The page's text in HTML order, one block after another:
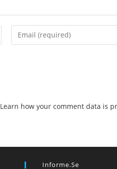
Enter
your
Learn how your comment data is
Informe.se